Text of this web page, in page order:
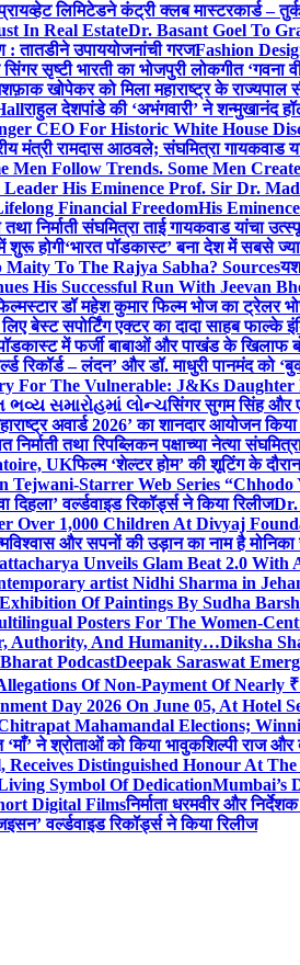
लिमिटेडने कंट्री क्लब मास्टरकार्ड –
In Real EstateDr. Basant Goel To
: तातडीने उपाययोजनांची गरजFashion
सृष्टी भारती का भोजपुरी लोकगीत
खोपेकर को मिला महाराष्ट्र के राज्यपाल
राहुल देशपांडे की ‘अभंगवारी’ ने शन्मुखानंद
CEO For Historic White House
मंत्री रामदास आठवले; संघमित्रा गायकवाड
Follow Trends. Some Men
Leader His Eminence Prof. Sir Dr.
Financial FreedomHis
निर्माती संघमित्रा ताई गायकवाड यांचा
शुरू होगी‘भारत पॉडकास्ट’ बना देश में सबसे
To The Rajya Sabha? Sources
His Successful Run With Jeevan
डॉ महेश कुमार फिल्म भोज का ट्रेलर
बेस्ट सपोर्टिंग एक्टर का दादा साहब फाल्के
में फर्जी बाबाओं और पाखंड के खिलाफ
रिकॉर्ड – लंदन’ और डॉ. माधुरी पानमंद को
For The Vulnerable: J&Ks
સમારોહમાં લોન્ચसिंगर सुगम सिंह और
अवार्ड 2026’ का शानदार आयोजन
निर्माती तथा रिपब्लिकन पक्षाच्या नेत्या
UKफिल्म ‘शेल्टर होम’ की शूटिंग के
Starrer Web Series “Chhodo
वर्ल्डवाइड रिकॉर्ड्स ने किया रिलीजDr.
Over 1,000 Children At Divyaj
और सपनों की उड़ान का नाम है मोनिका
Unveils Glam Beat 2.0
artist Nidhi Sharma in
Of Paintings By Sudha
Posters For The Women-
Authority, And Humanity…Diksha
PodcastDeepak Saraswat
Of Non-Payment Of
Day 2026 On June 05, At Hotel
Mahamandal Elections;
‘माँ’ ने श्रोताओं को किया भावुकशिल्पी राज और
Distinguished Honour At
Symbol Of DedicationMumbai’s
Digital Filmsनिर्माता धरमवीर और
वर्ल्डवाइड रिकॉर्ड्स ने किया रिलीज